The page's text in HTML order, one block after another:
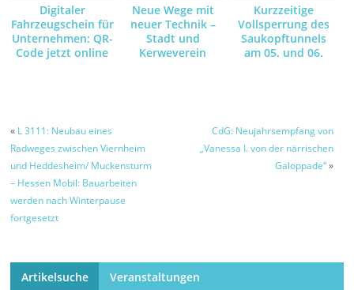
Digitaler
Fahrzeugschein für
Unternehmen: QR-
Code jetzt online
Neue Wege mit
neuer Technik –
Stadt und
Kerweverein
Brandgefahr mit
LED-Leuchten
möglich
Kurzzeitige
Vollsperrung des
Saukopftunnels
am 05. und 06.
ist ausgeschildert
« L 3111: Neubau eines
Radweges zwischen Viernheim
und Heddesheim/ Muckensturm
– Hessen Mobil: Bauarbeiten
werden nach Winterpause
fortgesetzt
CdG: Neujahrsempfang von
„Vanessa I. von der närrischen
Galoppade“»
Artikelsuche Veranstaltungen